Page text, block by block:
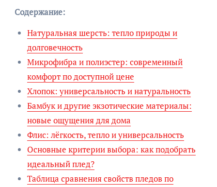
Содержание:
Натуральная шерсть: тепло природы и
долговечность
Микрофибра и полиэстер: современный
комфорт по доступной цене
Хлопок: универсальность и натуральность
Бамбук и другие экзотические материалы:
новые ощущения для дома
Флис: лёгкость, тепло и универсальность
Основные критерии выбора: как подобрать
идеальный плед?
Таблица сравнения свойств пледов по